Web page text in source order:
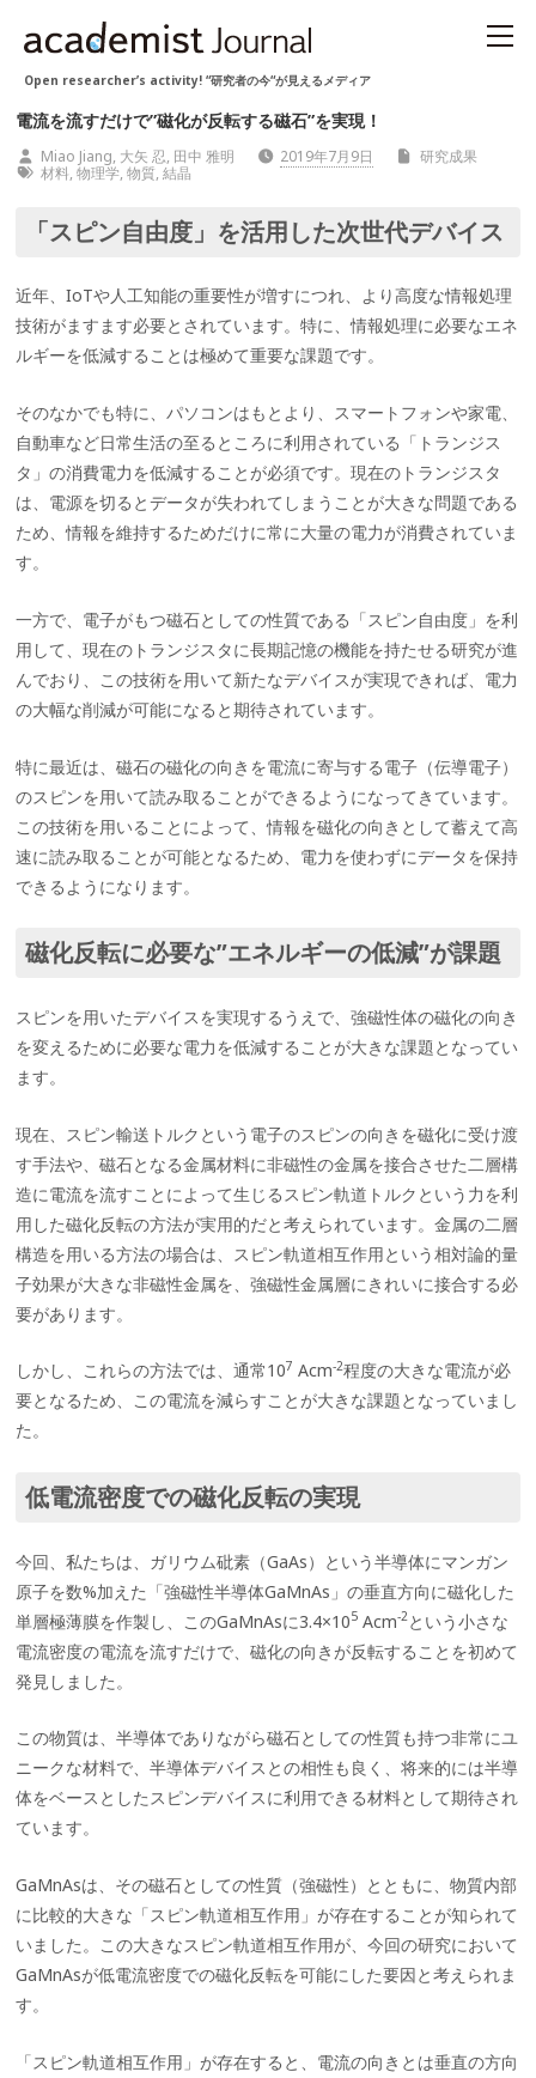
Open researcher’s activity! “研究者の今“が見えるメディア
電流を流すだけで”磁化が反転する磁石”を実現！
Miao Jiang, 大矢 忍, 田中 雅明 2019年7月9日
研究成果
材料, 物理学, 物質, 結晶
「スピン自由度」を活用した次世代デバイス
近年、IoTや人工知能の重要性が増すにつれ、より高度な情報処理
技術がますます必要とされています。特に、情報処理に必要なエネ
ルギーを低減することは極めて重要な課題です。
そのなかでも特に、パソコンはもとより、スマートフォンや家電、
自動車など日常生活の至るところに利用されている「トランジス
タ」の消費電力を低減することが必須です。現在のトランジスタ
は、電源を切るとデータが失われてしまうことが大きな問題である
ため、情報を維持するためだけに常に大量の電力が消費されていま
す。
一方で、電子がもつ磁石としての性質である「スピン自由度」を利
用して、現在のトランジスタに長期記憶の機能を持たせる研究が進
んでおり、この技術を用いて新たなデバイスが実現できれば、電力
の大幅な削減が可能になると期待されています。
特に最近は、磁石の磁化の向きを電流に寄与する電子（伝導電子）
のスピンを用いて読み取ることができるようになってきています。
この技術を用いることによって、情報を磁化の向きとして蓄えて高
速に読み取ることが可能となるため、電力を使わずにデータを保持
できるようになります。
磁化反転に必要な”エネルギーの低減”が課題
スピンを用いたデバイスを実現するうえで、強磁性体の磁化の向き
を変えるために必要な電力を低減することが大きな課題となってい
ます。
現在、スピン輸送トルクという電子のスピンの向きを磁化に受け渡
す手法や、磁石となる金属材料に非磁性の金属を接合させた二層構
造に電流を流すことによって生じるスピン軌道トルクという力を利
用した磁化反転の方法が実用的だと考えられています。金属の二層
構造を用いる方法の場合は、スピン軌道相互作用という相対論的量
子効果が大きな非磁性金属を、強磁性金属層にきれいに接合する必
要があります。
しかし、これらの方法では、通常107 Acm-2程度の大きな電流が必
要となるため、この電流を減らすことが大きな課題となっていまし
た。
低電流密度での磁化反転の実現
今回、私たちは、ガリウム砒素（GaAs）という半導体にマンガン
原子を数%加えた「強磁性半導体GaMnAs」の垂直方向に磁化した
単層極薄膜を作製し、このGaMnAsに3.4×105 Acm-2という小さな
電流密度の電流を流すだけで、磁化の向きが反転することを初めて
発見しました。
この物質は、半導体でありながら磁石としての性質も持つ非常にユ
ニークな材料で、半導体デバイスとの相性も良く、将来的には半導
体をベースとしたスピンデバイスに利用できる材料として期待され
ています。
GaMnAsは、その磁石としての性質（強磁性）とともに、物質内部
に比較的大きな「スピン軌道相互作用」が存在することが知られて
いました。この大きなスピン軌道相互作用が、今回の研究において
GaMnAsが低電流密度での磁化反転を可能にした要因と考えられま
す。
「スピン軌道相互作用」が存在すると、電流の向きとは垂直の方向